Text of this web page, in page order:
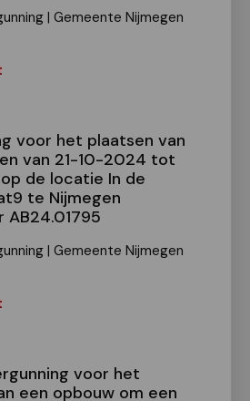
| Gemeente Nijmegen
voor het plaatsen van
van 21-10-2024 tot
de locatie In de
te Nijmegen
AB24.01795
| Gemeente Nijmegen
voor het
een opbouw om een